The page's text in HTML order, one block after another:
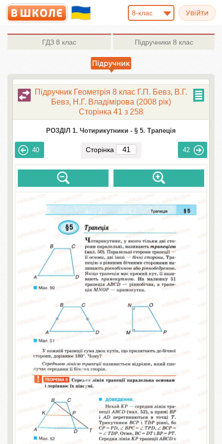
8-клас
ГДЗ 8 клас Підручники 8 клас
Підручник Геометрія 8 клас Г.П. Бевз, В.Г.
Бевз, Н.Г. Владімірова (2008 рік)
Сторінка 41 з 258
РОЗДІЛ 1. Чотирикутники - § 5. Трапеція
40 Сторінка 42